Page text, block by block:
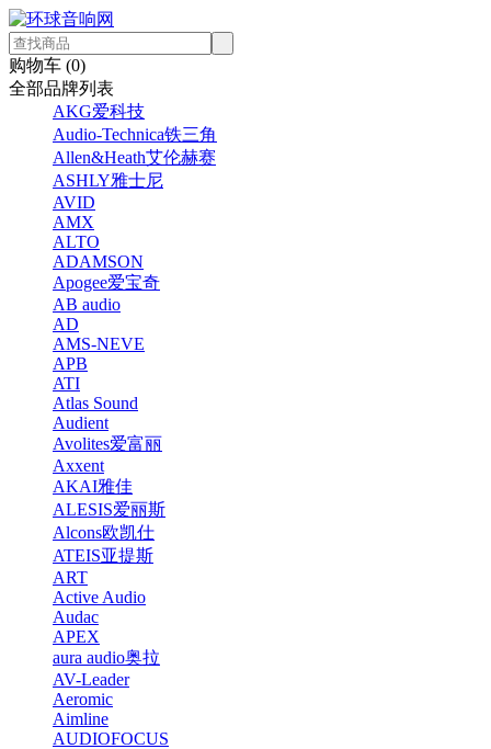
购物车 (0)
全部品牌列表
AKG爱科技
Audio-Technica铁三角
Allen&Heath艾伦赫赛
ASHLY雅士尼
AVID
AMX
ALTO
ADAMSON
Apogee爱宝奇
AB audio
AD
AMS-NEVE
APB
ATI
Atlas Sound
Audient
Avolites爱富丽
Axxent
AKAI雅佳
ALESIS爱丽斯
Alcons欧凯仕
ATEIS亚提斯
ART
Active Audio
Audac
APEX
aura audio奥拉
AV-Leader
Aeromic
Aimline
AUDIOFOCUS